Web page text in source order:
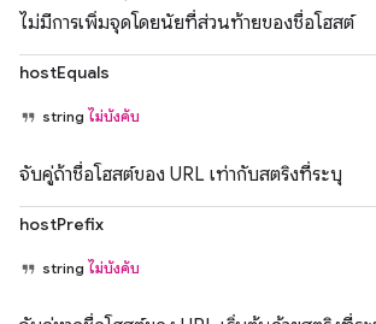
ไม่มีการเพิ่มจุดโดยนัยที่ส่วนท้ายของชื่อโฮสต์
hostEquals
string ไม่บังคับ
จับคู่ถ้าชื่อโฮสต์ของ URL เท่ากับสตริงที่ระบุ
hostPrefix
string ไม่บังคับ